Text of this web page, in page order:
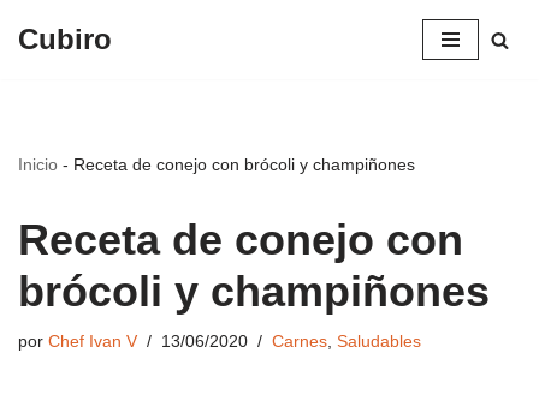
Cubiro
Inicio - Receta de conejo con brócoli y champiñones
Receta de conejo con
brócoli y champiñones
por Chef Ivan V 13/06/2020 Carnes, Saludables